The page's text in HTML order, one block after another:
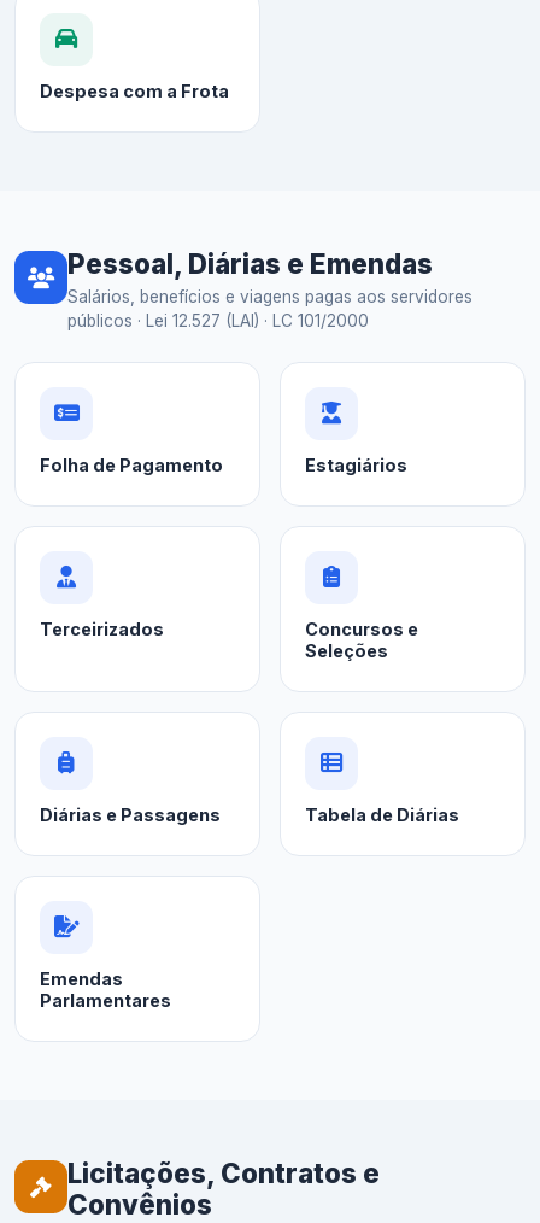
Despesa com a Frota
Pessoal, Diárias e Emendas
Salários, benefícios e viagens pagas aos servidores
públicos · Lei 12.527 (LAI) · LC 101/2000
Folha de Pagamento Estagiários
Terceirizados
Concursos e
Seleções
Diárias e Passagens Tabela de Diárias
Emendas
Parlamentares
Licitações, Contratos e
Convênios